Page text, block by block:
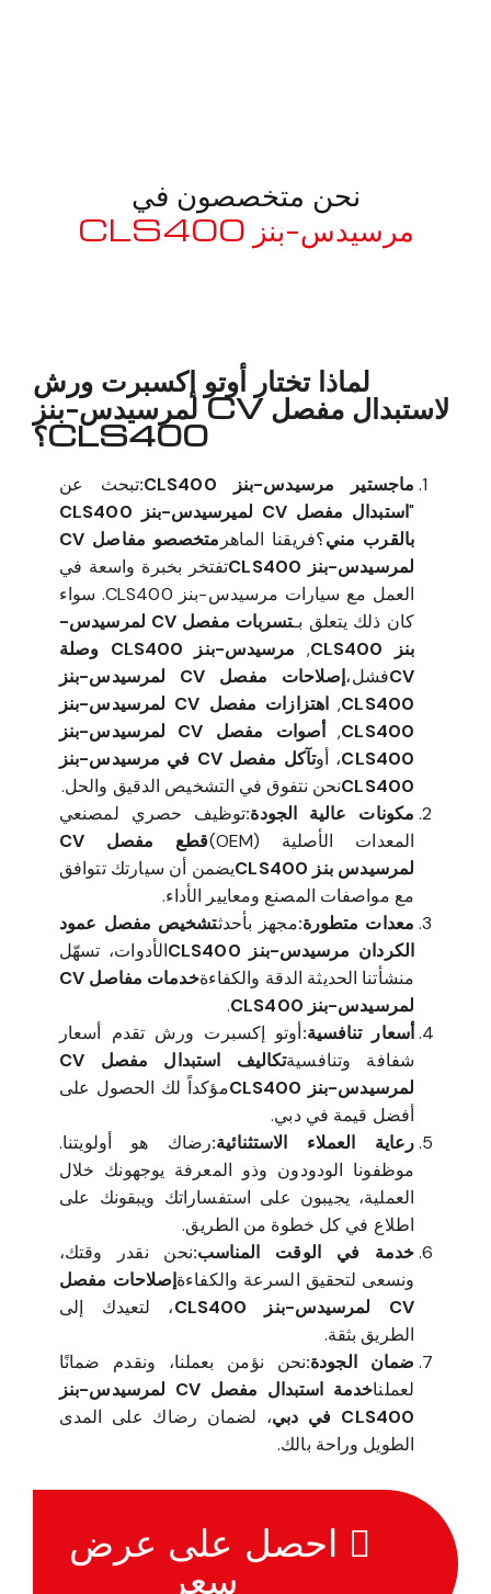
نحن متخصصون في
مرسيدس-بنز CLS400
لماذا تختار أوتو إكسبرت ورش
لاستبدال مفصل CV لمرسيدس-بنز
CLS400؟
ماجستير مرسيدس-بنز CLS400:
تبحث عن
"
استبدال مفصل CV لميرسيدس-بنز CLS400
بالقرب مني؟فريقنا الماهر
متخصصو مفاصل CV
لمرسيدس-بنز CLS400
تفتخر بخبرة واسعة في
العمل مع سيارات مرسيدس-بنز CLS400. سواء
كان ذلك يتعلق بـ
تسربات مفصل CV لمرسيدس-
بنز CLS400
,
مرسيدس-بنز CLS400 وصلة
CVفشل،
إصلاحات مفصل CV لمرسيدس-بنز
CLS400
,
اهتزازات مفصل CV لمرسيدس-بنز
CLS400
,
أصوات مفصل CV لمرسيدس-بنز
CLS400، أو
تآكل مفصل CV في مرسيدس-بنز
CLS400نحن نتفوق في التشخيص الدقيق والحل.
مكونات عالية الجودة:توظيف حصري لمصنعي
المعدات الأصلية (OEM)
قطع مفصل CV
لمرسيدس بنز CLS400
يضمن أن سيارتك تتوافق
مع مواصفات المصنع ومعايير الأداء.
معدات متطورة:مجهز بأحدثتشخيص مفصل عمود
الكردان مرسيدس-بنز CLS400
الأدوات، تسهّل
منشأتنا الحديثة الدقة والكفاءة
خدمات مفاصل CV
لمرسيدس-بنز CLS400
.
أسعار تنافسية:أوتو إكسبرت ورش تقدم أسعار
شفافة وتنافسية
تكاليف استبدال مفصل CV
لمرسيدس-بنز CLS400
مؤكداً لك الحصول على
أفضل قيمة في دبي.
رعاية العملاء الاستثنائية:رضاك هو أولويتنا.
موظفونا الودودون وذو المعرفة يوجهونك خلال
العملية، يجيبون على استفساراتك ويبقونك على
اطلاع في كل خطوة من الطريق.
خدمة في الوقت المناسب:نحن نقدر وقتك،
ونسعى لتحقيق السرعة والكفاءةإصلاحات مفصل
CV لمرسيدس-بنز CLS400
، لتعيدك إلى
الطريق بثقة.
ضمان الجودة:نحن نؤمن بعملنا، ونقدم ضمانًا
لعملنا
خدمة استبدال مفصل CV لمرسيدس-بنز
CLS400 في دبي
، لضمان رضاك على المدى
الطويل وراحة بالك.
احصل على عرض
سعر